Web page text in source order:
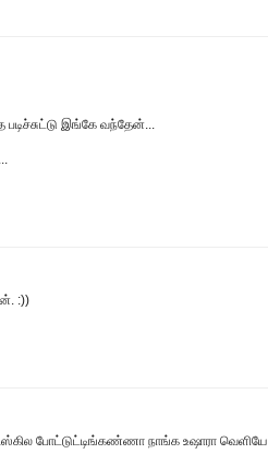
இங்கே வந்தேன்...
:))
போட்டுட்டிங்கண்ணா நாங்க உஷாரா வெளியே